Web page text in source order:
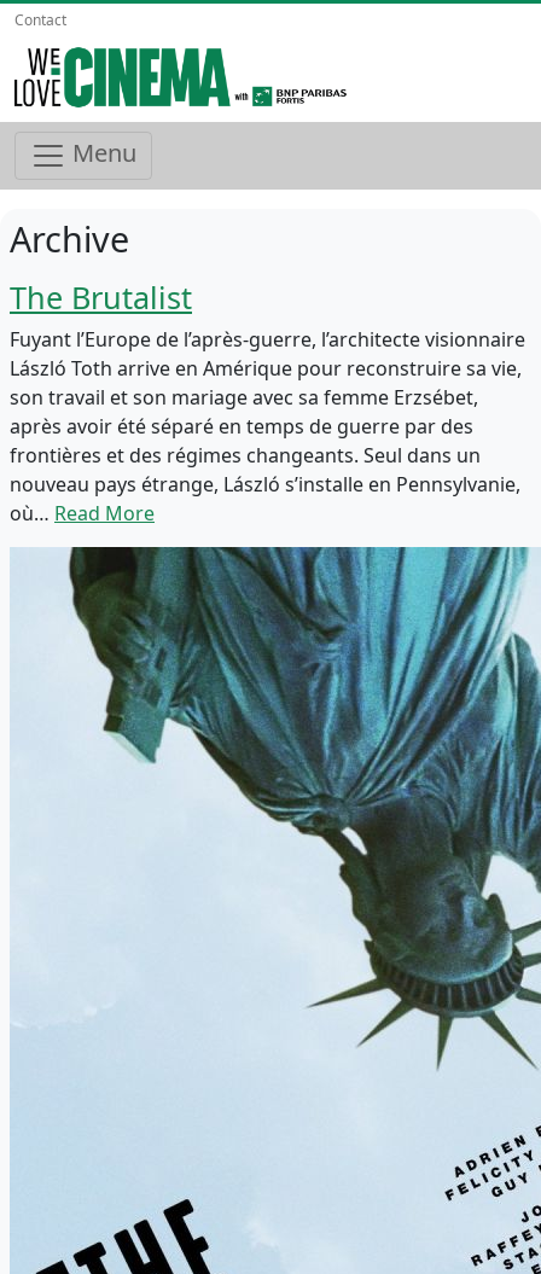
Contact
Menu
Archive
The Brutalist
Fuyant l’Europe de l’après-guerre, l’architecte visionnaire
László Toth arrive en Amérique pour reconstruire sa vie,
son travail et son mariage avec sa femme Erzsébet,
après avoir été séparé en temps de guerre par des
frontières et des régimes changeants. Seul dans un
nouveau pays étrange, László s’installe en Pennsylvanie,
où… Read More